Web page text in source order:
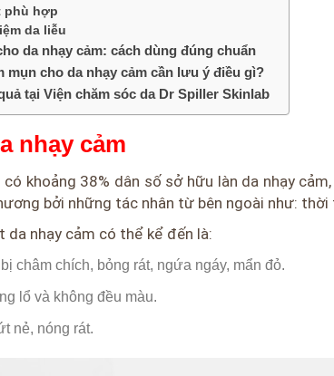
phù hợp
da liễu
da nhạy cảm: cách dùng đúng chuẩn
mụn cho da nhạy cảm cần lưu ý điều gì?
tại Viện chăm sóc da Dr Spiller Skinlab
nhạy cảm
khoảng 38% dân số sở hữu làn da nhạy
bởi những tác nhân từ bên ngoài như:
da nhạy cảm có thể kể đến là:
châm chích, bỏng rát, ngứa ngáy, mẩn đỏ.
lổ và không đều màu.
nẻ, nóng rát.